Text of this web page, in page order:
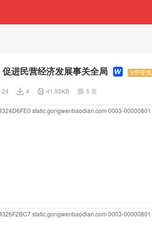
进民营经济发展事关全局 VIP专免
24 4 41.93KB 5 页
static.gongwenbaodian.com 0003-00000801
static.gongwenbaodian.com 0003-00000801